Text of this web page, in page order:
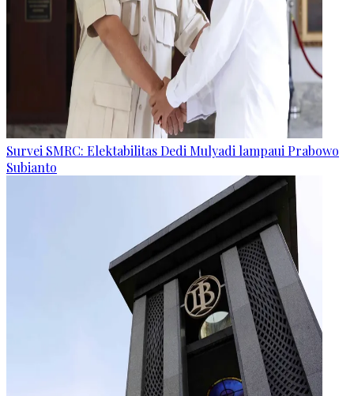
Survei SMRC: Elektabilitas Dedi Mulyadi lampaui Prabowo
Subianto